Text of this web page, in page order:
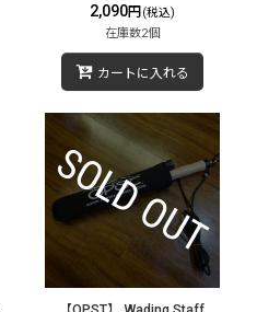
2,090円 (税込)
在庫数2個
カートに入れる